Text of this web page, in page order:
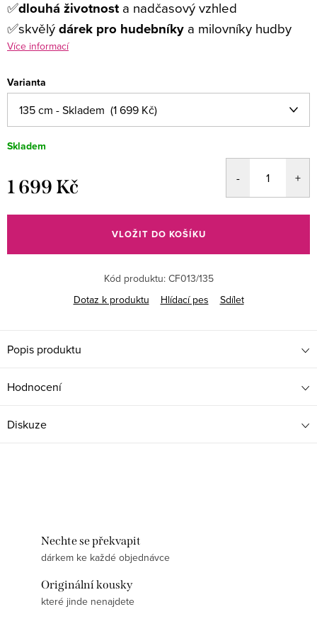
✅dlouhá životnost a nadčasový vzhled
✅skvělýdárek pro hudebníky a milovníky hudby
Více informací
Varianta
Skladem
1 699 Kč
cena:
VLOŽIT DO KOŠÍKU
Kód produktu: CF013/135
Dotaz k produktu
Hlídací pes Sdílet
Popis produktu
Hodnocení
Diskuze
Nechte se překvapit
dárkem ke každé objednávce
Originální kousky
které jinde nenajdete